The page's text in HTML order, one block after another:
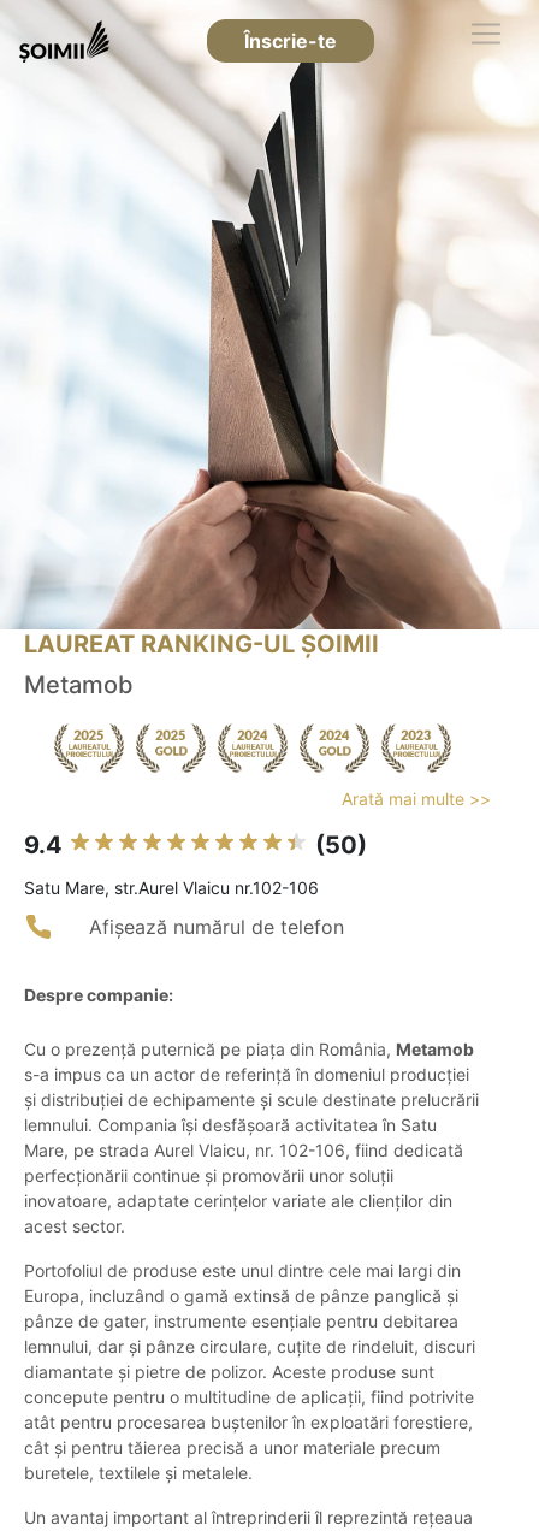
Înscrie-te
LAUREAT RANKING-UL ȘOIMII
Metamob
Arată mai multe >>
9.4 (50)
Satu Mare, str.Aurel Vlaicu nr.102-106
Afișează numărul de telefon
Despre companie:
Cu o prezență puternică pe piața din România, Metamob
s-a impus ca un actor de referință în domeniul producției
și distribuției de echipamente și scule destinate prelucrării
lemnului. Compania își desfășoară activitatea în Satu
Mare, pe strada Aurel Vlaicu, nr. 102-106, fiind dedicată
perfecționării continue și promovării unor soluții
inovatoare, adaptate cerințelor variate ale clienților din
acest sector.
Portofoliul de produse este unul dintre cele mai largi din
Europa, incluzând o gamă extinsă de pânze panglică și
pânze de gater, instrumente esențiale pentru debitarea
lemnului, dar și pânze circulare, cuțite de rindeluit, discuri
diamantate și pietre de polizor. Aceste produse sunt
concepute pentru o multitudine de aplicații, fiind potrivite
atât pentru procesarea buștenilor în exploatări forestiere,
cât și pentru tăierea precisă a unor materiale precum
buretele, textilele și metalele.
Un avantaj important al întreprinderii îl reprezintă rețeaua